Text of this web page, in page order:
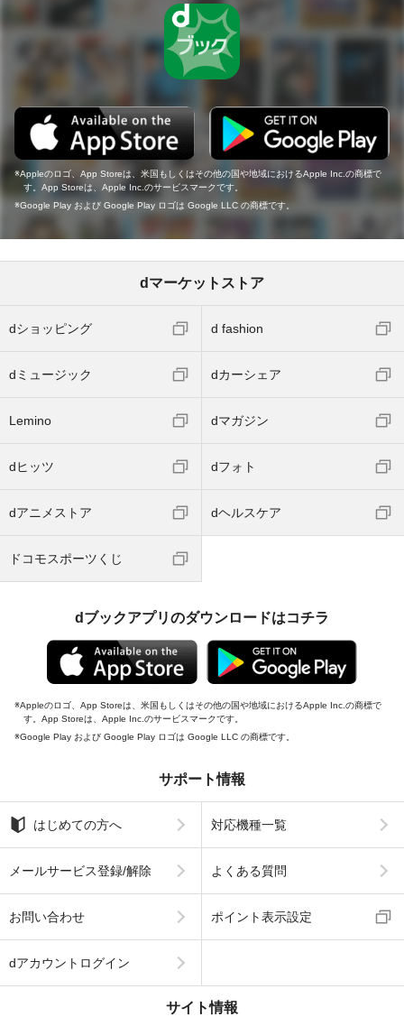
Appleのロゴ、App Storeは、米国もしくはその他の国や地域におけるApple Inc.の商標で
す。App Storeは、Apple Inc.のサービスマークです。
Google Play および Google Play ロゴは Google LLC の商標です。
dマーケットストア
dショッピング d fashion
dミュージック dカーシェア
Lemino dマガジン
dヒッツ dフォト
dアニメストア dヘルスケア
ドコモスポーツくじ
dブックアプリのダウンロードはコチラ
Appleのロゴ、App Storeは、米国もしくはその他の国や地域におけるApple Inc.の商標で
す。App Storeは、Apple Inc.のサービスマークです。
Google Play および Google Play ロゴは Google LLC の商標です。
サポート情報
はじめての方へ 対応機種一覧
メールサービス登録/解除 よくある質問
お問い合わせ ポイント表示設定
dアカウントログイン
サイト情報